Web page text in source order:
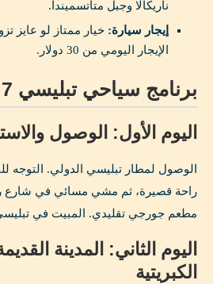
ناريكالا وجبل متاتسميندا.
إيجار سيارة: خيار ممتاز لو عايز
الإيجار اليومي من 30 دولار.
برنامج سياحي تبليسي 7 أيام 2026
اليوم الأول: الوصول
الوصول لمطار تبليسي الدولي. التوجه
راحة قصيرة، ثم مشي مسائي في شارع
مطعم جورجي تقليدي. المبيت في
اليوم الثاني: المدينة
الكبريتية